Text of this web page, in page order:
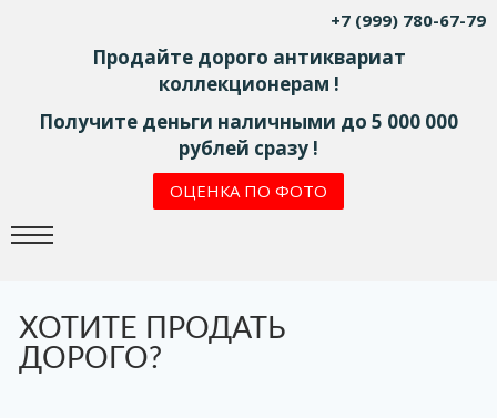
+7 (999) 780-67-79
Продайте дорого антиквариат
коллекционерам !
Получите деньги наличными до 5 000 000
рублей сразу !
ОЦЕНКА ПО ФОТО
ХОТИТЕ ПРОДАТЬ
ДОРОГО?